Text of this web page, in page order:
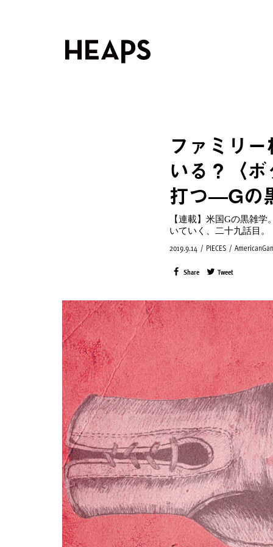
ファミリ
いる？〈
打つ—Gの
【連載】米国Gの黒雑
いていく、二十九話目。
2019.9.14 / PIECES /
Share Tweet